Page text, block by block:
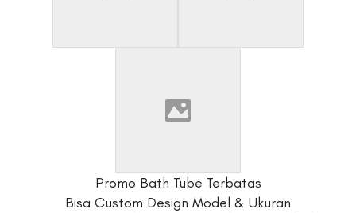
Promo Bath Tube Terbatas
Bisa Custom Design Model & Ukuran